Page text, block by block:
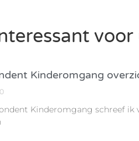
voor
Kinderomgang
Kinderomgang schreef ik